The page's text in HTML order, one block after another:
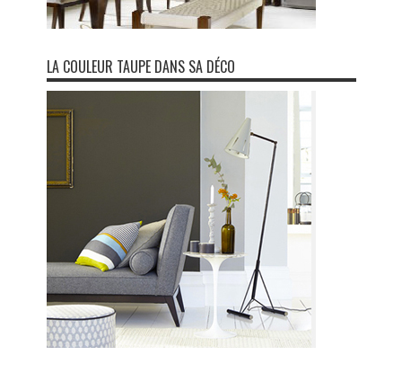
LA COULEUR TAUPE DANS SA DÉCO